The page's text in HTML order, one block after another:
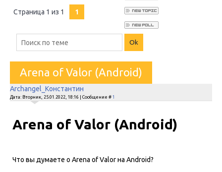
Страница 1 из 1 1
Arena of Valor (Android)
Archangel_Константин
Дата: Вторник, 25.01.2022, 18:16 | Сообщение # 1
Arena of Valor (Android)
Что вы думаете о Arena of Valor на Android?